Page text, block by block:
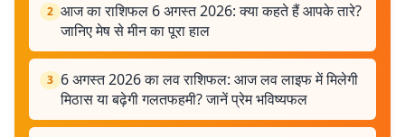
2 आज का राशिफल 6 अगस्त 2026: क्या कहते हैं आपके तारे?
जानिए मेष से मीन का पूरा हाल
3 6 अगस्त 2026 का लव राशिफल: आज लव लाइफ में मिलेगी
मिठास या बढ़ेगी गलतफहमी? जानें प्रेम भविष्यफल